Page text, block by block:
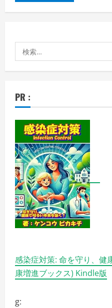
索:
PR :
感染症対策: 命を守り、健
康増進ブックス) Kindle版
g: